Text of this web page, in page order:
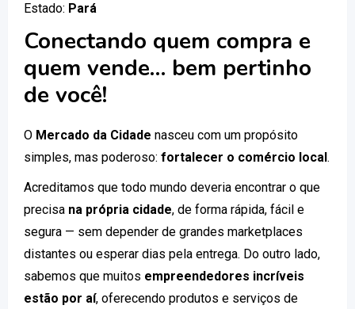
Estado: Pará
Conectando quem compra e
quem vende… bem pertinho
de você!
O Mercado da Cidade nasceu com um propósito
simples, mas poderoso: fortalecer o comércio local.
Acreditamos que todo mundo deveria encontrar o que
precisa na própria cidade, de forma rápida, fácil e
segura — sem depender de grandes marketplaces
distantes ou esperar dias pela entrega. Do outro lado,
sabemos que muitos empreendedores incríveis
estão por aí, oferecendo produtos e serviços de